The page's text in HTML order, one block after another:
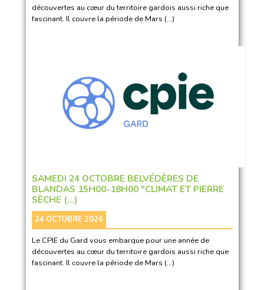
découvertes au cœur du territoire gardois aussi riche que
fascinant. Il couvre la période de Mars (…)
SAMEDI 24 OCTOBRE BELVÉDÈRES DE
BLANDAS 15H00-18H00 "CLIMAT ET PIERRE
SÈCHE (…)
24 OCTOBRE 2026
Le CPIE du Gard vous embarque pour une année de
découvertes au cœur du territoire gardois aussi riche que
fascinant. Il couvre la période de Mars (…)